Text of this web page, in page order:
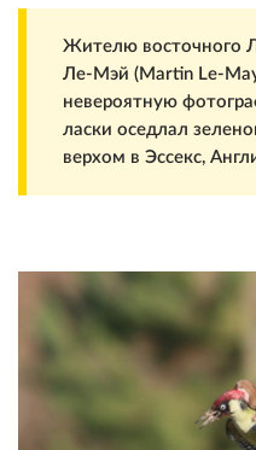
Жителю восточного
Ле-Мэй (Martin Le-
невероятную
ласки оседлал
верхом в Эссекс,